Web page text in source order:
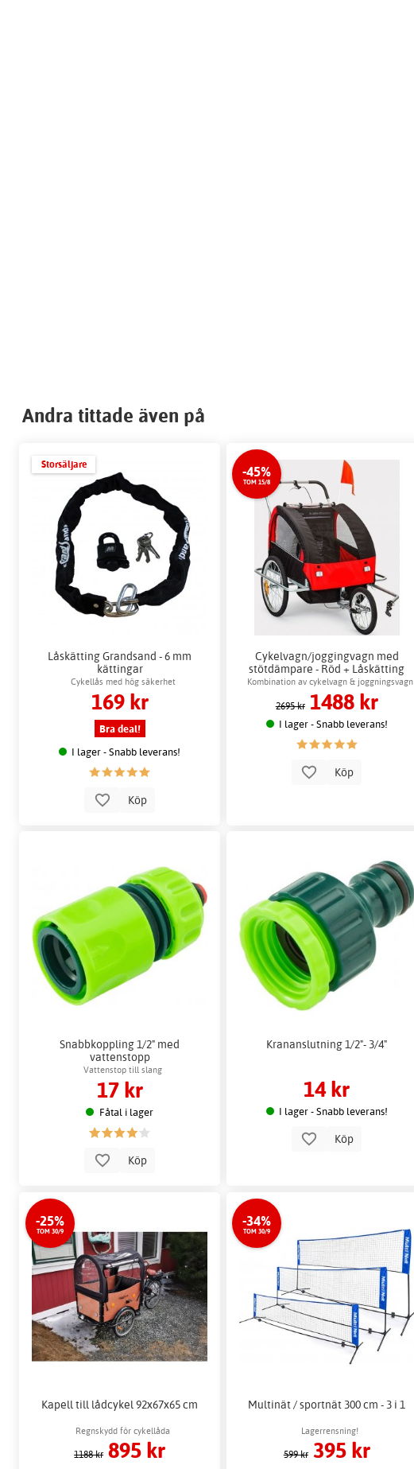
Andra tittade även på
Storsäljare
Låskätting Grandsand - 6 mm
kättingar
Cykellås med hög säkerhet
169 kr
Bra deal!
I lager - Snabb leverans!
Köp
-45%
TOM 15/8
Cykelvagn/joggingvagn med
stötdämpare - Röd + Låskätting
Kombination av cykelvagn & joggningsvagn
2695 kr 1488 kr
I lager - Snabb leverans!
Köp
Snabbkoppling 1/2" med
vattenstopp
Vattenstop till slang
17 kr
Fåtal i lager
Köp
Krananslutning 1/2"- 3/4"
14 kr
I lager - Snabb leverans!
Köp
-25%
TOM 30/9
Kapell till lådcykel 92x67x65 cm
Regnskydd för cykellåda
1188 kr 895 kr
-34%
TOM 30/9
Multinät / sportnät 300 cm - 3 i 1
Lagerrensning!
599 kr 395 kr